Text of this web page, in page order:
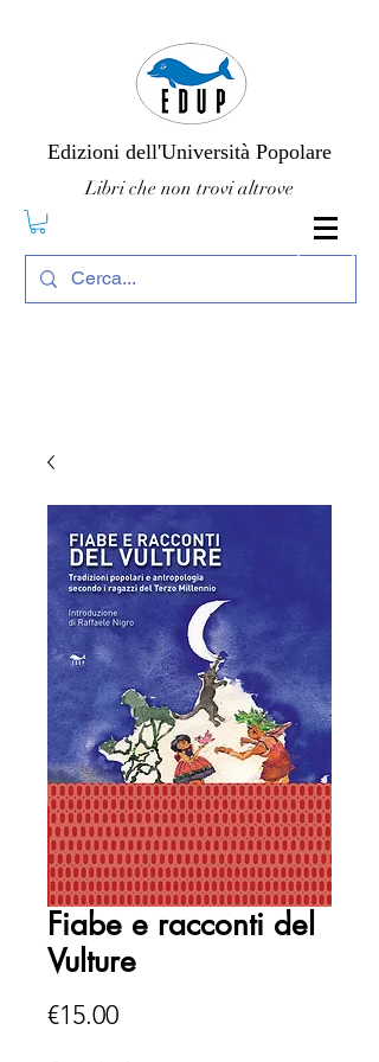
Edizioni dell'Università Popolare
Libri che non trovi altrove
Fiabe e racconti del
Vulture
€15.00Price